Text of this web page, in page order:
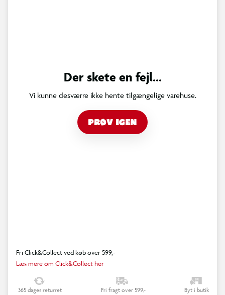
Der skete en fejl...
Vi kunne desværre ikke hente tilgængelige varehuse.
PRØV IGEN
Fri Click&Collect ved køb over 599,-
Læs mere om Click&Collect her
365 dages returret Fri fragt over 599,- Byt i butik